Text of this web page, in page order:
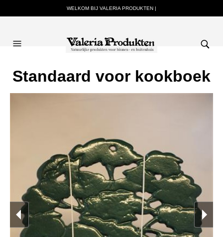
WELKOM BIJ VALERIA PRODUKTEN |
Standaard voor kookboek